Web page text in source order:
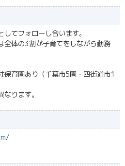
てフォローし合います。
全体の3割が子育てをしながら勤務
保育園あり（千葉市5園・四街道市1
ります。